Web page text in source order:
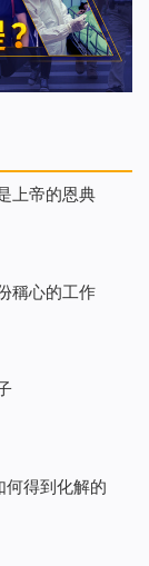
上帝的恩典
稱心的工作
得到化解的